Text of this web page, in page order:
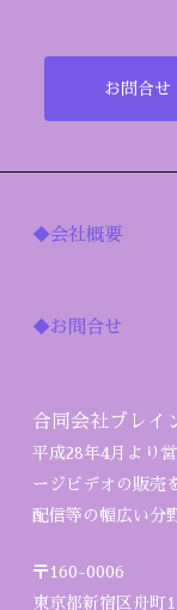
お問合せ
◆会社概要
◆お問合せ
合同会社ブレイ
平成28年4月より
ージビデオの販売
配信等の幅広い分
〒160-0006
東京都新宿区舟町